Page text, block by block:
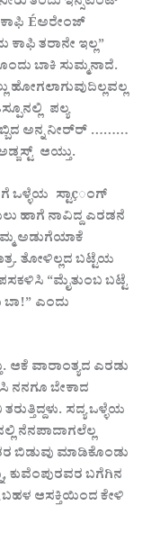
ಕಾಫಿ Éಅರೇಂಜ್
ಕಾಫಿತರಾನೇ ಇಲ್ಲ”
ಬಾಕಿ ಸುಮ್ಮನಾದೆ.
ಹೋಗಲಾಗುವುದಿಲ್ಲವಲ್ಲ
ಪಲ್ಯ
ಅನ್ನನೀರ್‌ರ್ ………
ಆಯ್ತು.
ಒಳ್ಳೆಯ ಸ್ಟಾçಂಗ್
ಹಾಗೆ ನಾವಿದ್ದಎರಡನೆ
ಅಡುಗೆಯಾಕೆ
ತೋಳಿಲ್ಲದಬಟ್ಟೆಯ
“ಮೈತುಂಬಬಟ್ಟೆ
ಬಾ!” ಎಂದು
ಆಕೆ ವಾರಾಂತ್ಯದ ಎರಡು
ನನಗೂಬೇಕಾದ
ತರುತ್ತಿದ್ದಳು. ಸದ್ಯಒಳ್ಳೆಯ
ನೆನಪಾದಾಗಲೆಲ್ಲ
ಬಿಡುವು ಮಾಡಿಕೊಂಡು
ಕುವೆಂಪುರವರಬಗೆಗಿನ
ಬಹಳ ಆಸಕ್ತಿಯಿಂದಕೇಳಿ